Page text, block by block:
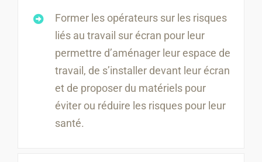
Former les opérateurs sur les risques
liés au travail sur écran pour leur
permettre d’aménager leur espace de
travail, de s’installer devant leur écran
et de proposer du matériels pour
éviter ou réduire les risques pour leur
santé.